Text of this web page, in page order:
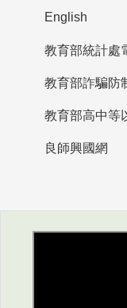
English
教育部詐騙防
良師興國網